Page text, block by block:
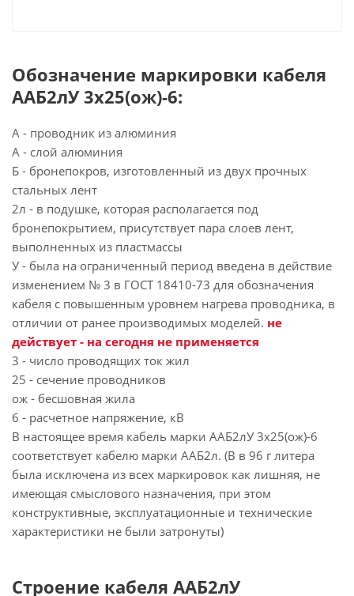
Обозначение маркировки кабеля
ААБ2лУ 3х25(ож)-6:
А - проводник из алюминия
А - слой алюминия
Б - бронепокров, изготовленный из двух прочных
стальных лент
2л - в подушке, которая располагается под
бронепокрытием, присутствует пара слоев лент,
выполненных из пластмассы
У - была на ограниченный период введена в действие
изменением № 3 в ГОСТ 18410-73 для обозначения
кабеля с повышенным уровнем нагрева проводника, в
отличии от ранее производимых моделей. не
действует - на сегодня не применяется
3 - число проводящих ток жил
25 - сечение проводников
ож - бесшовная жила
6 - расчетное напряжение, кВ
В настоящее время кабель марки ААБ2лУ 3х25(ож)-6
соответствует кабелю марки ААБ2л. (В в 96 г литера
была исключена из всех маркировок как лишняя, не
имеющая смыслового назначения, при этом
конструктивные, эксплуатационные и технические
характеристики не были затронуты)
Строение кабеля ААБ2лУ